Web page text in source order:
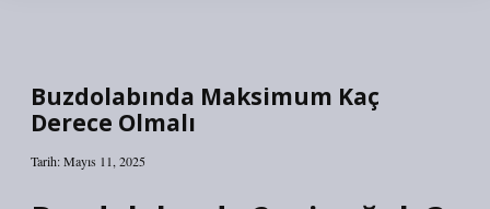
Buzdolabında Maksimum Kaç
Derece Olmalı
Tarih: Mayıs 11, 2025